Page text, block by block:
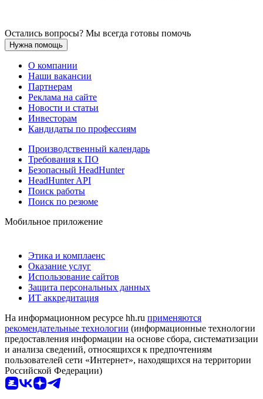
Остались вопросы? Мы всегда готовы помочь
Нужна помощь
О компании
Наши вакансии
Партнерам
Реклама на сайте
Новости и статьи
Инвесторам
Кандидаты по профессиям
Производственный календарь
Требования к ПО
Безопасный HeadHunter
HeadHunter API
Поиск работы
Поиск по резюме
Мобильное приложение
Этика и комплаенс
Оказание услуг
Использование сайтов
Защита персональных данных
ИТ аккредитация
На информационном ресурсе hh.ru применяются
рекомендательные технологии (информационные технологии
предоставления информации на основе сбора, систематизации
и анализа сведений, относящихся к предпочтениям
пользователей сети «Интернет», находящихся на территории
Российской Федерации)